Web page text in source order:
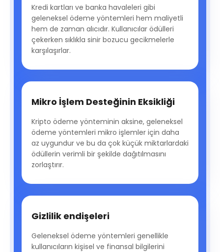
Kredi kartları ve banka havaleleri gibi
geleneksel ödeme yöntemleri hem maliyetli
hem de zaman alıcıdır. Kullanıcılar ödülleri
çekerken sıklıkla sinir bozucu gecikmelerle
karşılaşırlar.
Mikro İşlem Desteğinin Eksikliği
Kripto ödeme yönteminin aksine, geleneksel
ödeme yöntemleri mikro işlemler için daha
az uygundur ve bu da çok küçük miktarlardaki
ödüllerin verimli bir şekilde dağıtılmasını
zorlaştırır.
Gizlilik endişeleri
Geleneksel ödeme yöntemleri genellikle
kullanıcıların kişisel ve finansal bilgilerini